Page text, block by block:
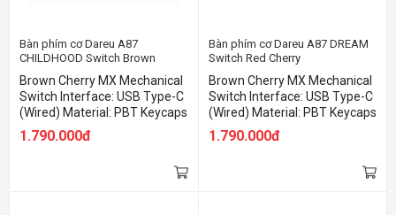
Bàn phím cơ Dareu A87
CHILDHOOD Switch Brown
Brown Cherry MX Mechanical
Switch Interface: USB Type-C
(Wired) Material: PBT Keycaps
Detachable Top Cover
1.790.000đ
Bàn phím cơ Dareu A87 DREAM
Switch Red Cherry
Brown Cherry MX Mechanical
Switch Interface: USB Type-C
(Wired) Material: PBT Keycaps
Detachable Top Cover
1.790.000đ